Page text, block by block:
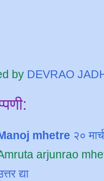
by DEVRAO
mhetre २०
arjunrao
द्या